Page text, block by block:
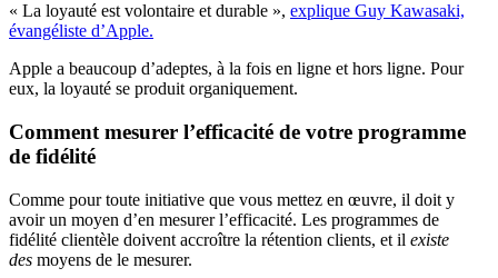
« La loyauté est volontaire et durable », explique Guy Kawasaki,
évangéliste d’Apple.
Apple a beaucoup d’adeptes, à la fois en ligne et hors ligne. Pour
eux, la loyauté se produit organiquement.
Comment mesurer l’efficacité de votre programme
de fidélité
Comme pour toute initiative que vous mettez en œuvre, il doit y
avoir un moyen d’en mesurer l’efficacité. Les programmes de
fidélité clientèle doivent accroître la rétention clients, et il existe
des moyens de le mesurer.